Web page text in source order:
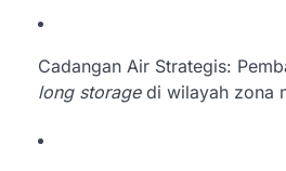
Cadangan Air Strategis:
long storagedi wilayah zona